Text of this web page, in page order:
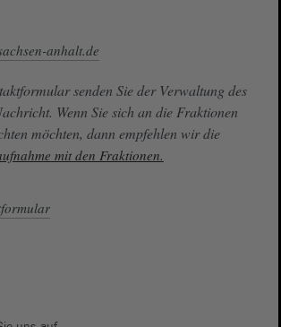
anhalt.de
senden Sie der Verwaltung des
Wenn Sie sich an die Fraktionen
möchten, dann empfehlen wir die
mit den Fraktionen.